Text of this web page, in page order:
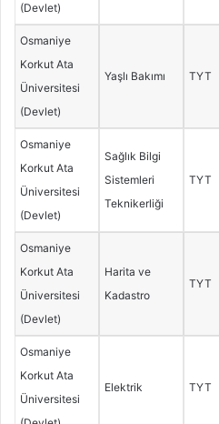
(Devlet)
Osmaniye
Korkut Ata
Üniversitesi
(Devlet)
Yaşlı Bakımı TYT
Osmaniye
Korkut Ata
Üniversitesi
(Devlet)
Sağlık Bilgi
Sistemleri
Teknikerliği
TYT
Osmaniye
Korkut Ata
Üniversitesi
(Devlet)
Harita ve
Kadastro
TYT
Osmaniye
Korkut Ata
Üniversitesi
Elektrik TYT